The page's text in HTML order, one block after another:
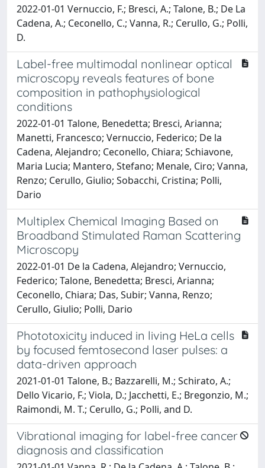
2022-01-01 Vernuccio, F.; Bresci, A.; Talone, B.; De La
Cadena, A.; Ceconello, C.; Vanna, R.; Cerullo, G.; Polli,
D.
Label-free multimodal nonlinear optical
microscopy reveals features of bone
composition in pathophysiological
conditions
2022-01-01 Talone, Benedetta; Bresci, Arianna;
Manetti, Francesco; Vernuccio, Federico; De la
Cadena, Alejandro; Ceconello, Chiara; Schiavone,
Maria Lucia; Mantero, Stefano; Menale, Ciro; Vanna,
Renzo; Cerullo, Giulio; Sobacchi, Cristina; Polli,
Dario
Multiplex Chemical Imaging Based on
Broadband Stimulated Raman Scattering
Microscopy
2022-01-01 De la Cadena, Alejandro; Vernuccio,
Federico; Talone, Benedetta; Bresci, Arianna;
Ceconello, Chiara; Das, Subir; Vanna, Renzo;
Cerullo, Giulio; Polli, Dario
Phototoxicity induced in living HeLa cells
by focused femtosecond laser pulses: a
data-driven approach
2021-01-01 Talone, B.; Bazzarelli, M.; Schirato, A.;
Dello Vicario, F.; Viola, D.; Jacchetti, E.; Bregonzio, M.;
Raimondi, M. T.; Cerullo, G.; Polli, and D.
Vibrational imaging for label-free cancer
diagnosis and classification